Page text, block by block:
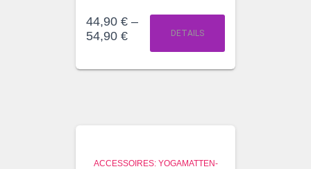
44,90 € –
54,90 € DETAILS
ACCESSOIRES: YOGAMATTEN-